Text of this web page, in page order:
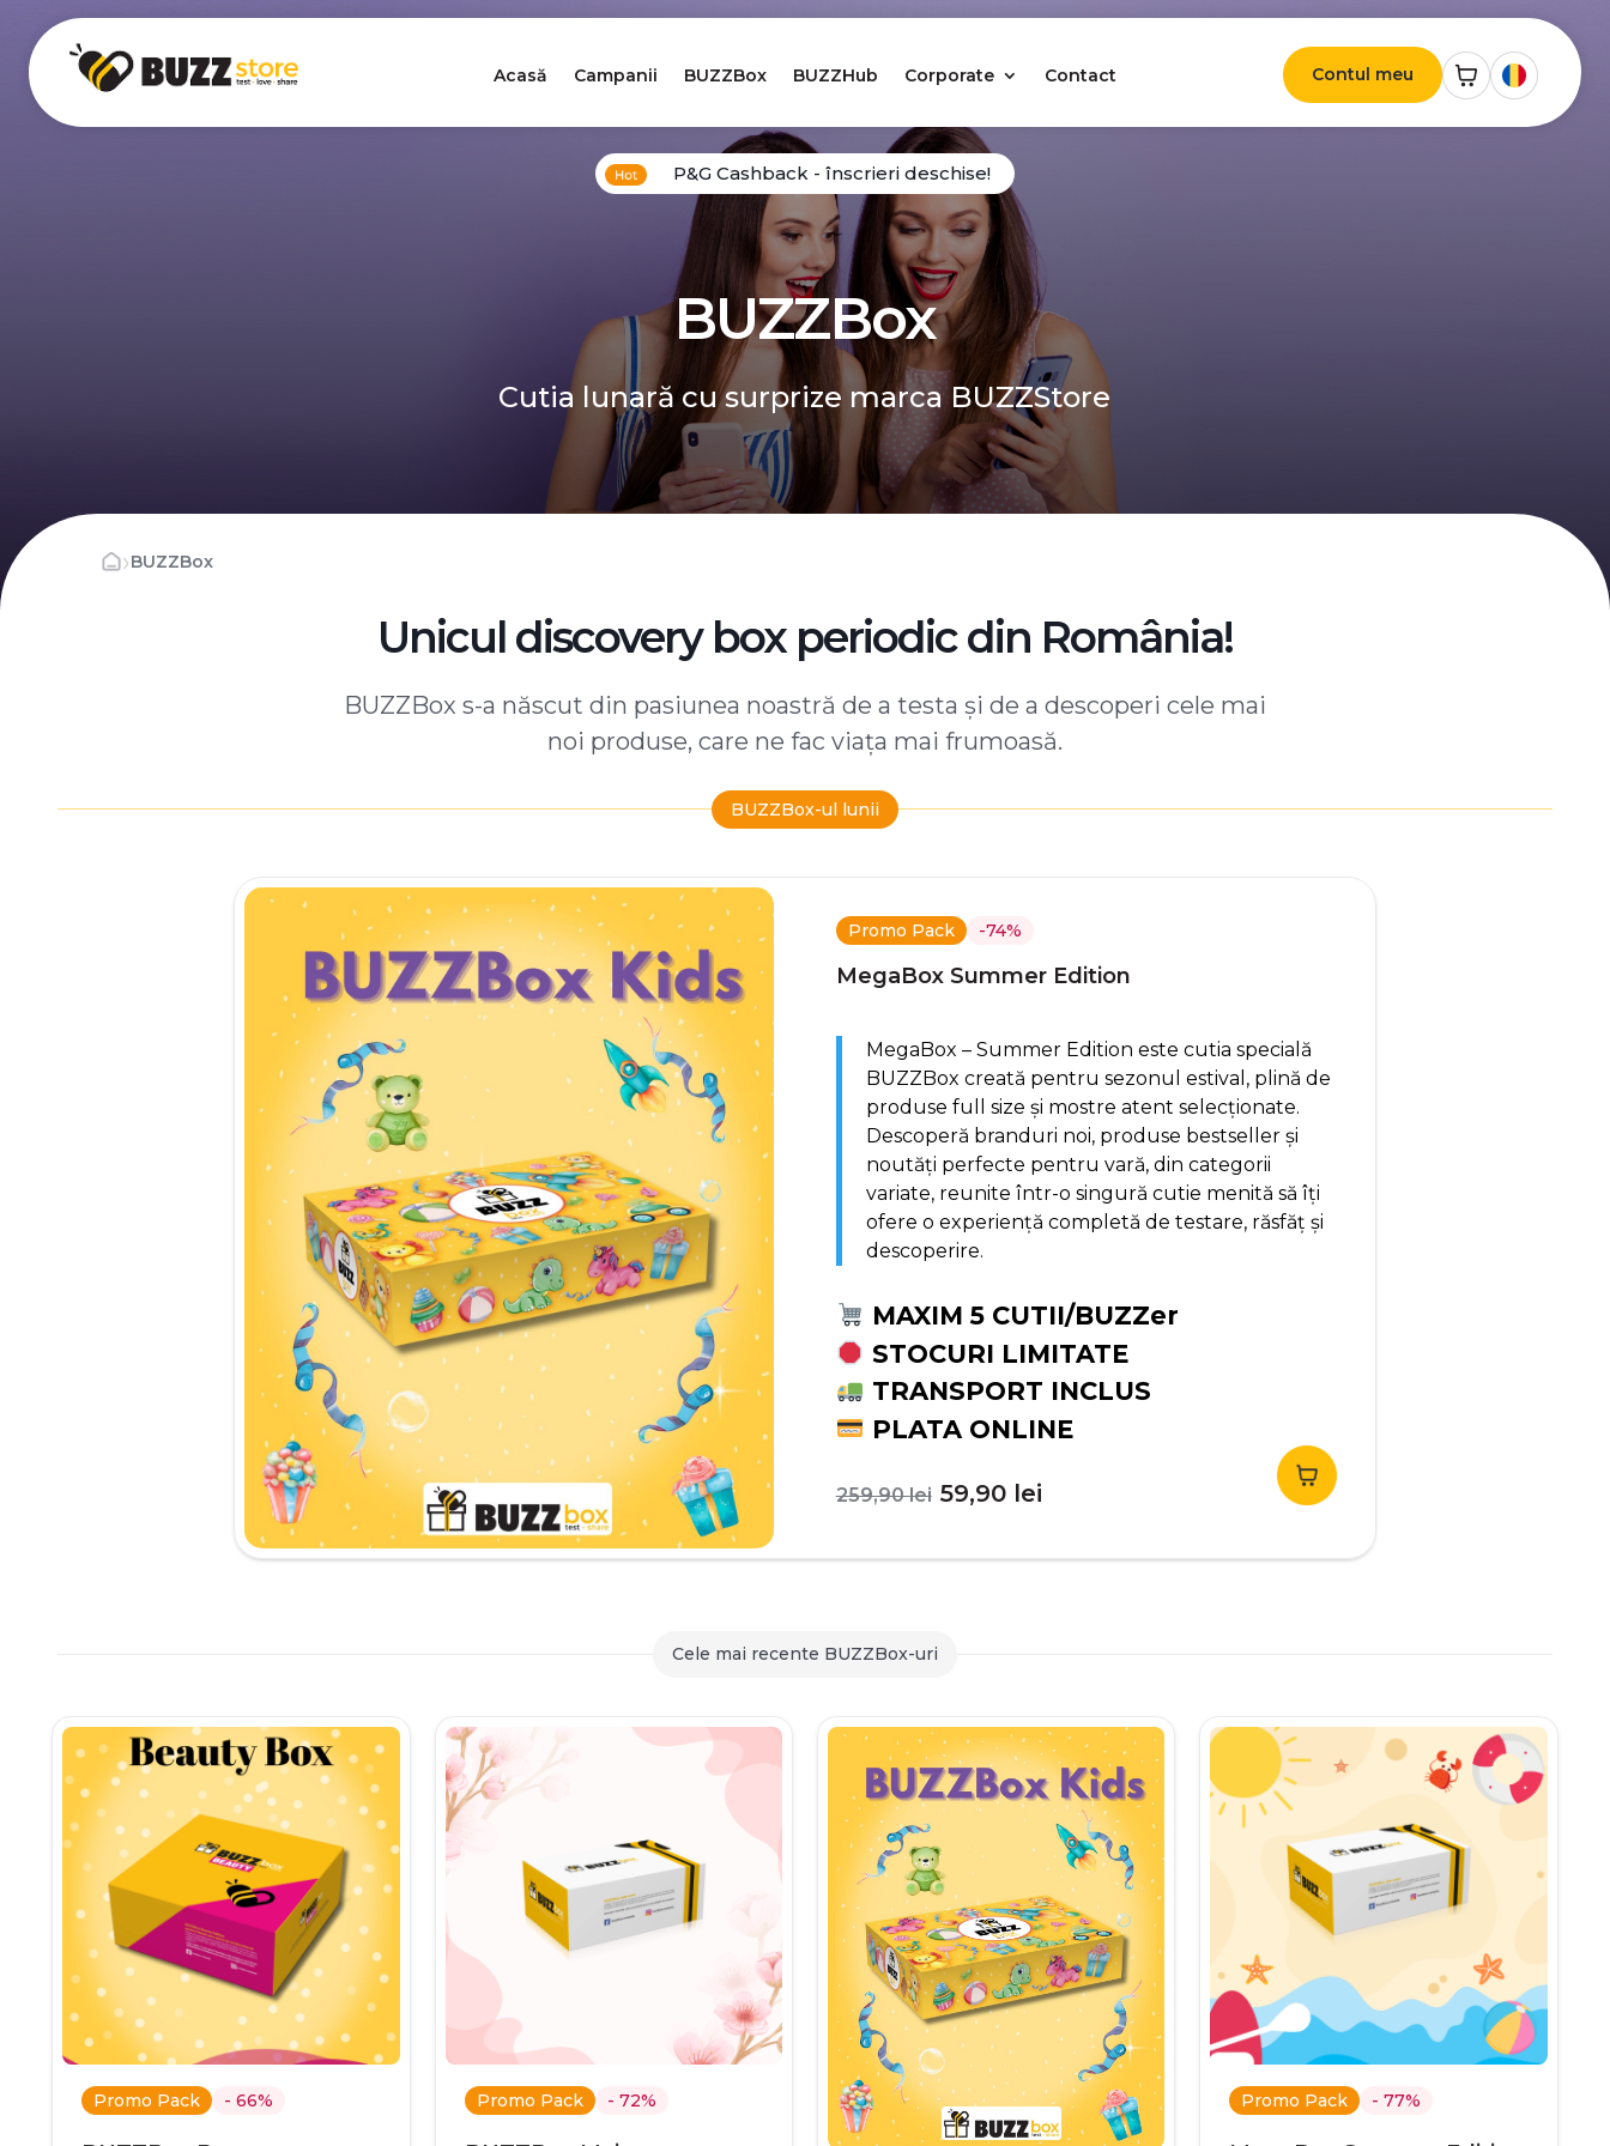
Acasă Campanii BUZZBox BUZZHub Corporate Contact Contul meu
P&G Cashback - înscrieri deschise!
BUZZBox
Cutia lunară cu surprize marca BUZZStore
›BUZZBox
Unicul discovery box periodic din România!
BUZZBox s-a născut din pasiunea noastră de a testa și de a descoperi cele mai
noi produse, care ne fac viața mai frumoasă.
BUZZBox-ul lunii
Promo Pack -74%
MegaBox Summer Edition
MegaBox – Summer Edition este cutia specială
BUZZBox creată pentru sezonul estival, plină de
produse full size și mostre atent selecționate.
Descoperă branduri noi, produse bestseller și
noutăți perfecte pentru vară, din categorii
variate, reunite într-o singură cutie menită să îți
ofere o experiență completă de testare, răsfăț și
descoperire.
MAXIM 5 CUTII/BUZZer
STOCURI LIMITATE
TRANSPORT INCLUS
PLATA ONLINE
259,90lei Prețul
a
59,90 leiPrețul
este:
Cele mai recente BUZZBox-uri
Promo Pack - 66% Promo Pack - 72% Promo Pack - 77%